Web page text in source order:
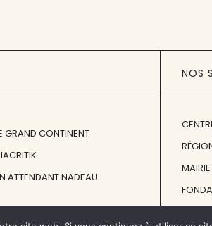
GRAND CONTINENT
ATTENDANT NADEAU
NOS